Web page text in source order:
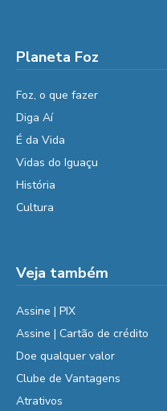
Planeta Foz
Foz, o que fazer
Diga Aí
É da Vida
Vidas do Iguaçu
História
Cultura
Veja também
Assine | PIX
Assine | Cartão de crédito
Doe qualquer valor
Clube de Vantagens
Atrativos